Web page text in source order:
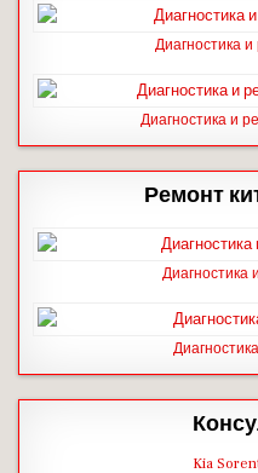
Диагностика
Диагностика и
Ремонт
Диагностика
Kia